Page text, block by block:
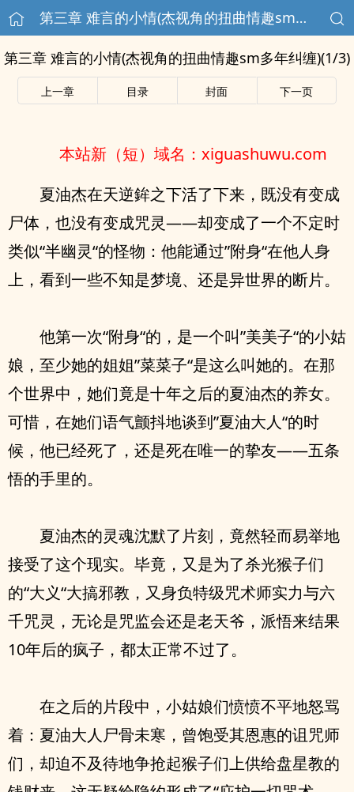
第三章 难言的小情(杰视角的扭曲情趣sm多年纠缠)(1/3)
第三章 难言的小情(杰视角的扭曲情趣sm多年纠缠)(1/3)
上一章 目录 封面 下一页
本站新（短）域名：xiguashuwu.com
夏油杰在天逆鉾之下活了下来，既没有变成
尸体，也没有变成咒灵——却变成了一个不定时
类似“半幽灵“的怪物：他能通过”附身“在他人身
上，看到一些不知是梦境、还是异世界的断片。
他第一次“附身“的，是一个叫”美美子“的小姑
娘，至少她的姐姐”菜菜子“是这么叫她的。在那
个世界中，她们竟是十年之后的夏油杰的养女。
可惜，在她们语气颤抖地谈到”夏油大人“的时
候，他已经死了，还是死在唯一的挚友——五条
悟的手里的。
夏油杰的灵魂沈默了片刻，竟然轻而易举地
接受了这个现实。毕竟，又是为了杀光猴子们
的“大义“大搞邪教，又身负特级咒术师实力与六
千咒灵，无论是咒监会还是老天爷，派悟来结果
10年后的疯子，都太正常不过了。
在之后的片段中，小姑娘们愤愤不平地怒骂
着：夏油大人尸骨未寒，曾饱受其恩惠的诅咒师
们，却迫不及待地争抢起猴子们上供给盘星教的